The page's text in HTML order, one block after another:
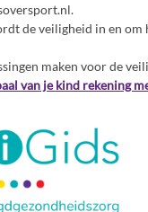
de veiligheid in en om
maken voor de
van je kind rekening